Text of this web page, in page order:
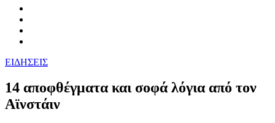
ΕΙΔΗΣΕΙΣ
14 αποφθέγματα και σοφά λόγια από τον
Αϊνστάιν